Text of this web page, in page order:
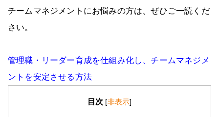
チームマネジメントにお悩みの方は、ぜひご一読くだ
さい。
管理職・リーダー育成を仕組み化し、チームマネジメ
ントを安定させる方法
目次 [非表示]